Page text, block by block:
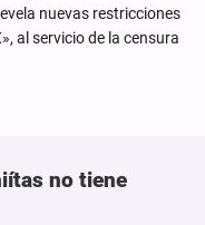
nuevas restricciones
al servicio de la censura
no tiene